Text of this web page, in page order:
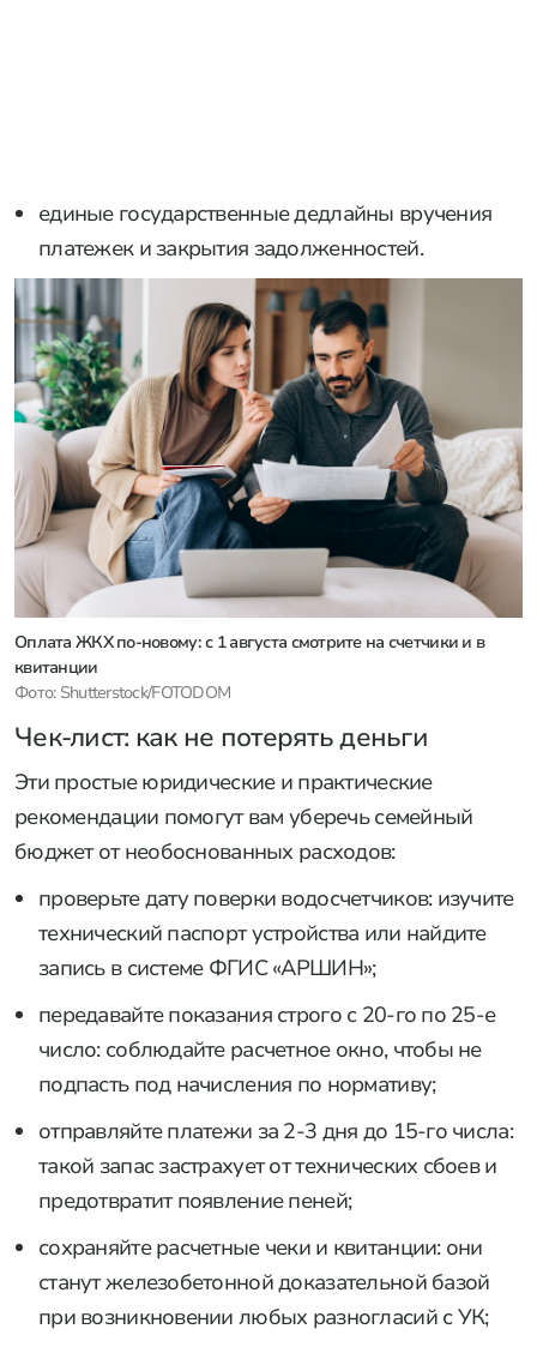
единые государственные дедлайны вручения
платежек и закрытия задолженностей.
Оплата ЖКХ по-новому: с 1 августа смотрите на счетчики и в
квитанции
Фото: Shutterstock/FOTODOM
Чек-лист: как не потерять деньги
Эти простые юридические и практические
рекомендации помогут вам уберечь семейный
бюджет от необоснованных расходов:
проверьте дату поверки водосчетчиков: изучите
технический паспорт устройства или найдите
запись в системе ФГИС «АРШИН»;
передавайте показания строго с 20-го по 25-е
число: соблюдайте расчетное окно, чтобы не
подпасть под начисления по нормативу;
отправляйте платежи за 2-3 дня до 15-го числа:
такой запас застрахует от технических сбоев и
предотвратит появление пеней;
сохраняйте расчетные чеки и квитанции: они
станут железобетонной доказательной базой
при возникновении любых разногласий с УК;